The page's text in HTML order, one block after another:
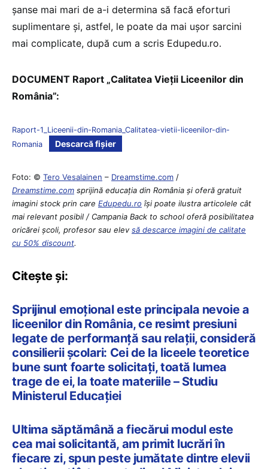
șanse mai mari de a-i determina să facă eforturi
suplimentare și, astfel, le poate da mai ușor sarcini
mai complicate, după cum a scris Edupedu.ro.
DOCUMENT Raport „Calitatea Vieții Liceenilor din
România”:
Raport-1_Liceenii-din-Romania_Calitatea-vietii-liceenilor-din-
Romania
Descarcă fișier
Foto: © Tero Vesalainen – Dreamstime.com /
Dreamstime.com sprijină educaţia din România şi oferă gratuit
imagini stock prin care Edupedu.ro îşi poate ilustra articolele cât
mai relevant posibil / Campania Back to school oferă posibilitatea
oricărei școli, profesor sau elevsă descarce imagini de calitate
cu 50% discount.
Citește și:
Sprijinul emoțional este principala nevoie a
liceenilor din România, ce resimt presiuni
legate de performanță sau relații, consideră
consilierii școlari: Cei de la liceele teoretice
bune sunt foarte solicitați, toată lumea
trage de ei, la toate materiile – Studiu
Ministerul Educației
Ultima săptămână a fiecărui modul este
cea mai solicitantă, am primit lucrări în
fiecare zi, spun peste jumătate dintre elevii